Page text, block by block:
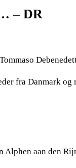
– DR
fra Danmark og
Alphen aan den